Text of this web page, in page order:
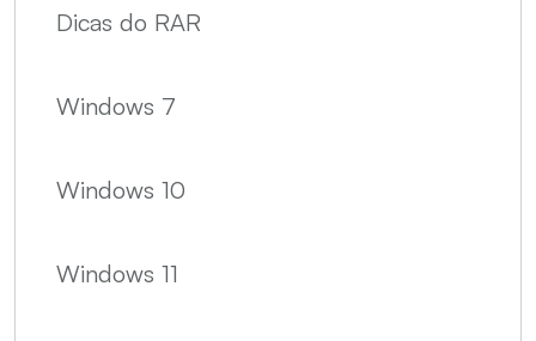
Dicas do RAR
Windows 7
Windows 10
Windows 11